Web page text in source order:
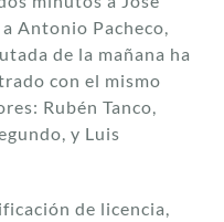
Antonio Pacheco,
de la mañana ha
con el mismo
Rubén Tanco,
y Luis
de licencia,